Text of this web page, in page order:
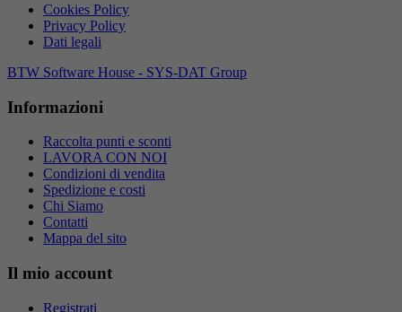
Cookies Policy
Privacy Policy
Dati legali
BTW Software House - SYS-DAT Group
Informazioni
Raccolta punti e sconti
LAVORA CON NOI
Condizioni di vendita
Spedizione e costi
Chi Siamo
Contatti
Mappa del sito
Il mio account
Registrati